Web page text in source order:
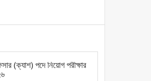
(ক্যাশ) পদে নিয়োগ পরীক্ষার